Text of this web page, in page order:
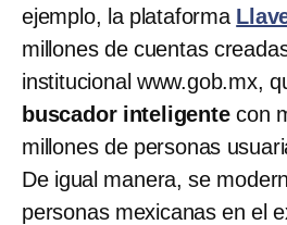
ejemplo, la plataforma
millones de cuentas
institucional www.gob.mx,
buscador inteligentecon
millones de personas
De igual manera, se
personas mexicanas en el